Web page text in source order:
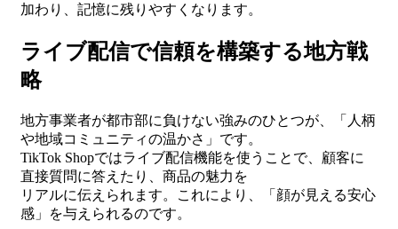
加わり、記憶に残りやすくなります。
ライブ配信で信頼を構築する地方戦
略
地方事業者が都市部に負けない強みのひとつが、「人柄
や地域コミュニティの温かさ」です。
TikTok Shopではライブ配信機能を使うことで、顧客に
直接質問に答えたり、商品の魅力を
リアルに伝えられます。これにより、「顔が見える安心
感」を与えられるのです。